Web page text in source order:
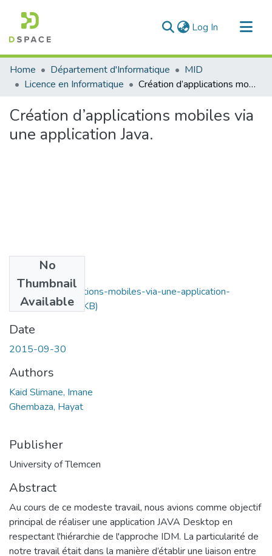
Log In (current)
Communities & Collections
All of DSpace
Home Département d'Informatique
MID
Licence en Informatique
Création d’applications mobiles via une application Java.
Création d’applications mobiles via
une application Java.
No
Thumbnail
Available
Creation-dapplications-mobiles-via-une-application-
Java.pdf(767.04 KB)
Date
2015-09-30
Authors
Kaid Slimane, Imane
Ghembaza, Hayat
Publisher
University of Tlemcen
Abstract
Au cours de ce modeste travail, nous avions comme objectif
principal de réaliser une application JAVA Desktop en
respectant l'hiérarchie de l'approche IDM. La particularité de
notre travail était dans la manière d’établir une liaison entre